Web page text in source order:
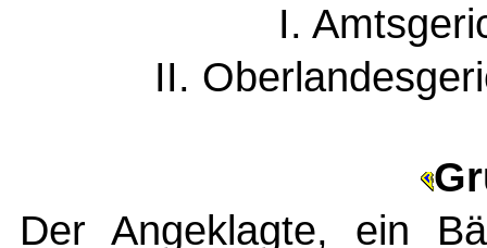
I.
II.
Der Angeklagte, ein